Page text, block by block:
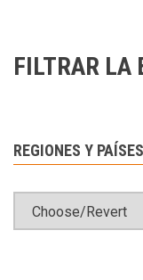
FILTRAR LA
REGIONES Y PAÍSES